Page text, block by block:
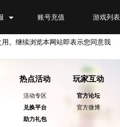
游戏列表
账号充值
。继续浏览本网站即表示您同意我
热点活动
活动专区
兑换平台
助力礼包
玩家互动
官方论坛
官方微博